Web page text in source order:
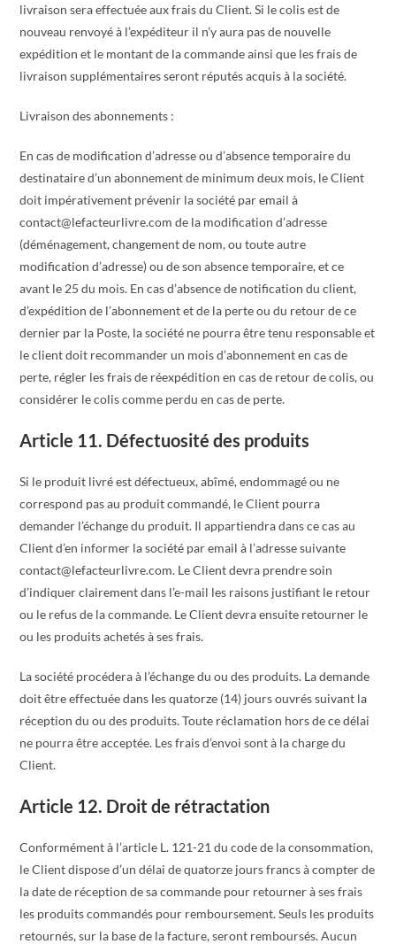
livraison sera effectuée aux frais du Client. Si le colis est de
nouveau renvoyé à l’expéditeur il n’y aura pas de nouvelle
expédition et le montant de la commande ainsi que les frais de
livraison supplémentaires seront réputés acquis à la société.
Livraison des abonnements :
En cas de modification d’adresse ou d’absence temporaire du
destinataire d’un abonnement de minimum deux mois, le Client
doit impérativement prévenir la société par email à
contact@lefacteurlivre.com de la modification d’adresse
(déménagement, changement de nom, ou toute autre
modification d’adresse) ou de son absence temporaire, et ce
avant le 25 du mois. En cas d’absence de notification du client,
d’expédition de l’abonnement et de la perte ou du retour de ce
dernier par la Poste, la société ne pourra être tenu responsable et
le client doit recommander un mois d’abonnement en cas de
perte, régler les frais de réexpédition en cas de retour de colis, ou
considérer le colis comme perdu en cas de perte.
Article 11. Défectuosité des produits
Si le produit livré est défectueux, abîmé, endommagé ou ne
correspond pas au produit commandé, le Client pourra
demander l’échange du produit. Il appartiendra dans ce cas au
Client d’en informer la société par email à l’adresse suivante
contact@lefacteurlivre.com. Le Client devra prendre soin
d’indiquer clairement dans l’e-mail les raisons justifiant le retour
ou le refus de la commande. Le Client devra ensuite retourner le
ou les produits achetés à ses frais.
La société procédera à l’échange du ou des produits. La demande
doit être effectuée dans les quatorze (14) jours ouvrés suivant la
réception du ou des produits. Toute réclamation hors de ce délai
ne pourra être acceptée. Les frais d’envoi sont à la charge du
Client.
Article 12. Droit de rétractation
Conformément à l’article L. 121-21 du code de la consommation,
le Client dispose d’un délai de quatorze jours francs à compter de
la date de réception de sa commande pour retourner à ses frais
les produits commandés pour remboursement. Seuls les produits
retournés, sur la base de la facture, seront remboursés. Aucun